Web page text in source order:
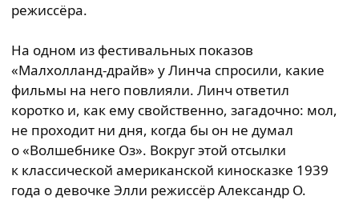
режиссёра.
На одном из фестивальных показов
«Малхолланд-драйв» у Линча спросили, какие
фильмы на него повлияли. Линч ответил
коротко и, как ему свойственно, загадочно: мол,
не проходит ни дня, когда бы он не думал
о «Волшебнике Оз». Вокруг этой отсылки
к классической американской киносказке 1939
года о девочке Элли режиссёр Александр О.